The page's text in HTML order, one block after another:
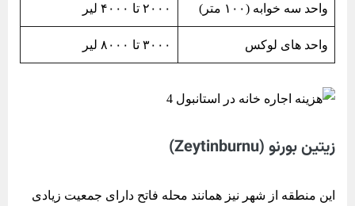
واحد سه خوابه (۱۰۰ متر) ۲۰۰۰ تا ۴۰۰۰ لیر
واحد های لوکس ۳۰۰۰ تا ۸۰۰۰ لیر
زیتین بورنو (Zeytinburnu)
این منطقه از شهر نیز همانند محله فاتح دارای جمعیت زیادی